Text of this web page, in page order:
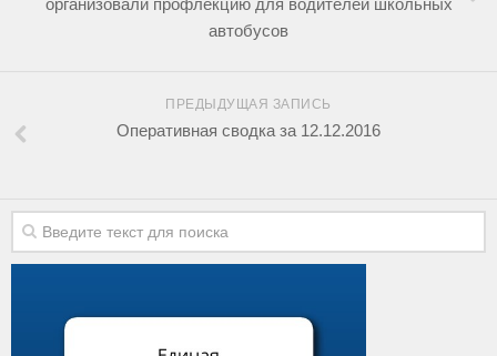
организовали профлекцию для водителей школьных
автобусов
ПРЕДЫДУЩАЯ ЗАПИСЬ
Оперативная сводка за 12.12.2016